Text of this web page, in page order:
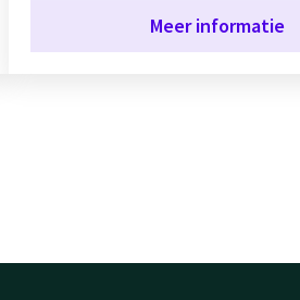
Meer informatie